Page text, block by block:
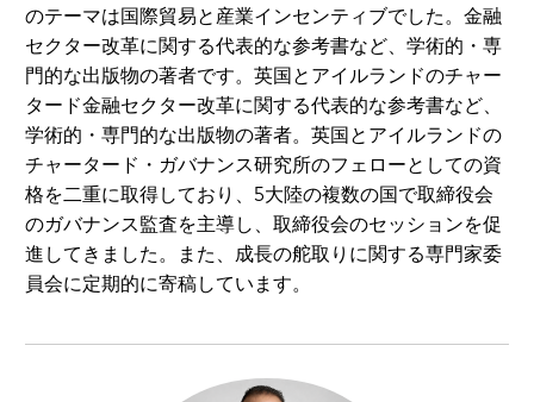
のテーマは国際貿易と産業インセンティブでした。金融
セクター改革に関する代表的な参考書など、学術的・専
門的な出版物の著者です。英国とアイルランドのチャー
タード金融セクター改革に関する代表的な参考書など、
学術的・専門的な出版物の著者。英国とアイルランドの
チャータード・ガバナンス研究所のフェローとしての資
格を二重に取得しており、5大陸の複数の国で取締役会
のガバナンス監査を主導し、取締役会のセッションを促
進してきました。また、成長の舵取りに関する専門家委
員会に定期的に寄稿しています。